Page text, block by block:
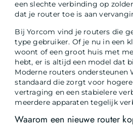
een slechte verbinding op
dat je router toe is aan
Bij Yorcom vind je routers die
type gebruiker. Of je nu in een
woont of een groot huis met
hebt, er is altijd een model dat
Moderne routers ondersteunen
standaard die zorgt voor
vertraging en een stabielere
meerdere apparaten tegelijk
Waarom een nieuwe router